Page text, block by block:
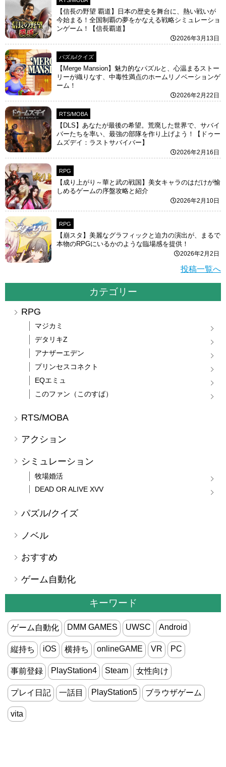
【信長の野望 覇道】日本の歴史を舞台に、熱い戦いが
今始まる！全国制覇の夢をかなえる戦略シミュレーショ
ンゲーム！【信長覇道】
2026年3月13日
パズル/クイズ
【Merge Mansion】魅力的なパズルと、心温まるストー
リーが織りなす、中毒性満点のホームリノベーションゲ
ーム！
2026年2月22日
RTS/MOBA
【DLS】あなたが最後の希望。荒廃した世界で、サバイ
バーたちを率い、最強の部隊を作り上げよう！【ドゥー
ムズデイ：ラストサバイバー】
2026年2月16日
RPG
【成り上がり～華と武の戦国】美女キャラのはだけが愉
しめるゲームの序盤攻略と紹介
2026年2月10日
RPG
【崩スタ】美麗なグラフィックと迫力の演出が、まるで
本物のRPGにいるかのような臨場感を提供！
2026年2月2日
投稿一覧へ
カテゴリー
RPG
マジカミ
デタリキZ
アナザーエデン
プリンセスコネクト
EQエミュ
このファン（このすば）
RTS/MOBA
アクション
シミュレーション
牧場婚活
DEAD OR ALIVE XVV
パズル/クイズ
ノベル
おすすめ
ゲーム自動化
キーワード
ゲーム自動化 DMM GAMES UWSC Android
縦持ち iOS 横持ち onlineGAME VR PC
事前登録 PlayStation4 Steam 女性向け
プレイ日記 一話目 PlayStation5 ブラウザゲーム
vita